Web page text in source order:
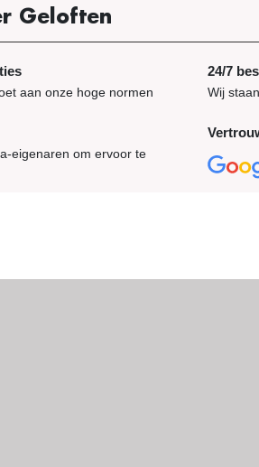
Geloften
aan onze hoge normen
24/7
Wij
eigenaren om ervoor te